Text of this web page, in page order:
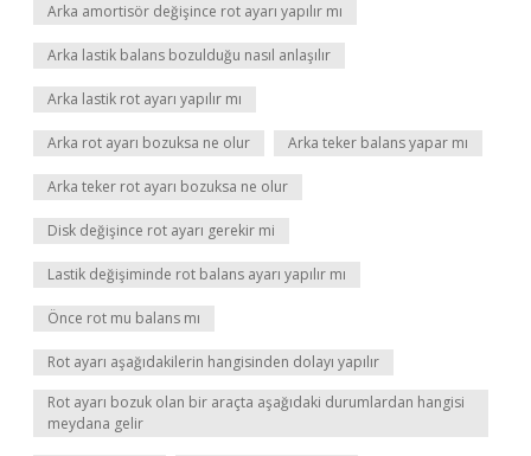
Arka amortisör değişince rot ayarı yapılır mı
Arka lastik balans bozulduğu nasıl anlaşılır
Arka lastik rot ayarı yapılır mı
Arka rot ayarı bozuksa ne olur Arka teker balans yapar mı
Arka teker rot ayarı bozuksa ne olur
Disk değişince rot ayarı gerekir mi
Lastik değişiminde rot balans ayarı yapılır mı
Önce rot mu balans mı
Rot ayarı aşağıdakilerin hangisinden dolayı yapılır
Rot ayarı bozuk olan bir araçta aşağıdaki durumlardan hangisi
meydana gelir